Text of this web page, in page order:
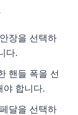
장을 선택하
다.
핸들 폭을 선
야 합니다.
달을 선택하